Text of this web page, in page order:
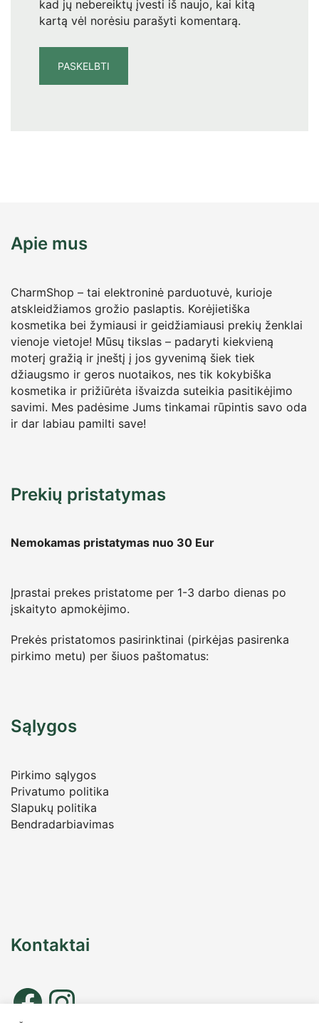
kad jų nebereiktų įvesti iš naujo, kai kitą
kartą vėl norėsiu parašyti komentarą.
Apie mus
CharmShop – tai elektroninė parduotuvė, kurioje
atskleidžiamos grožio paslaptis. Korėjietiška
kosmetika bei žymiausi ir geidžiamiausi prekių ženklai
vienoje vietoje! Mūsų tikslas – padaryti kiekvieną
moterį gražią ir įneštį į jos gyvenimą šiek tiek
džiaugsmo ir geros nuotaikos, nes tik kokybiška
kosmetika ir prižiūrėta išvaizda suteikia pasitikėjimo
savimi. Mes padėsime Jums tinkamai rūpintis savo oda
ir dar labiau pamilti save!
Prekių pristatymas
Nemokamas pristatymas nuo 30 Eur
Įprastai prekes pristatome per 1-3 darbo dienas po
įskaityto apmokėjimo.
Prekės pristatomos pasirinktinai (pirkėjas pasirenka
pirkimo metu) per šiuos paštomatus:
Sąlygos
Pirkimo sąlygos
Privatumo politika
Slapukų politika
Bendradarbiavimas
Kontaktai